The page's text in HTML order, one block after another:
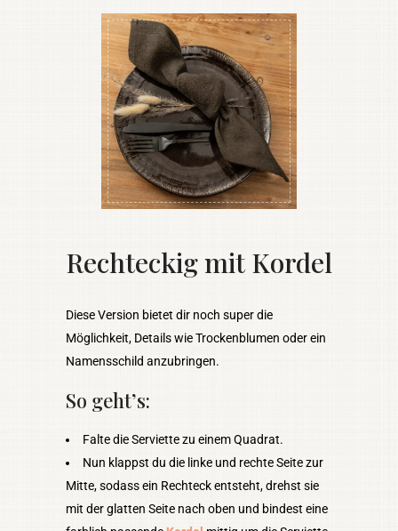
Rechteckig mit Kordel
Diese Version bietet dir noch super die
Möglichkeit, Details wie Trockenblumen oder ein
Namensschild anzubringen.
So geht’s:
Falte die Serviette zu einem Quadrat.
Nun klappst du die linke und rechte Seite zur
Mitte, sodass ein Rechteck entsteht, drehst sie
mit der glatten Seite nach oben und bindest eine